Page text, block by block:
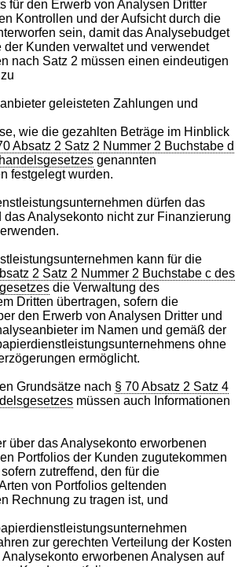
für den Erwerb von Analysen Dritter
Kontrollen und der Aufsicht durch die
sein, damit das Analysebudget
der Kunden verwaltet und verwendet
nach Satz 2 müssen einen eindeutigen
geleisteten Zahlungen und
wie die gezahlten Beträge im Hinblick
Absatz 2 Satz 2 Nummer 2 Buchstabe d
genannten
festgelegt wurden.
dürfen das
Analysekonto nicht zur Finanzierung
kann für die
2 Satz 2 Nummer 2 Buchstabe c des
die Verwaltung des
Dritten übertragen, sofern die
den Erwerb von Analysen Dritter und
im Namen und gemäß der
ohne
ermöglicht.
Grundsätze nach § 70 Absatz 2 Satz 4
müssen auch Informationen
über das Analysekonto erworbenen
Portfolios der Kunden zugutekommen
zutreffend, den für die
von Portfolios geltenden
Rechnung zu tragen ist, und
zur gerechten Verteilung der Kosten
erworbenen Analysen auf